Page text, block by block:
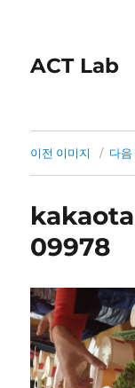
ACT Lab
이전 이미지 다음
09978